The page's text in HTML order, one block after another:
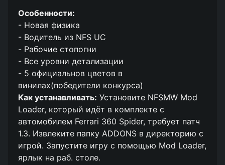
Особенности:
- Новая физика
- Водитель из NFS UC
- Рабочие стопогни
- Все уровни детализации
- 5 официальнов цветов в
винилах(победители конкурса)
Как устанавливать: Установите NFSMW Mod
Loader, который идёт в комплекте с
автомобилем Ferrari 360 Spider, требует патч
1.3. Извлеките папку ADDONS в директорию с
игрой. Запустите игру с помощью Mod Loader,
ярлык на раб. столе.